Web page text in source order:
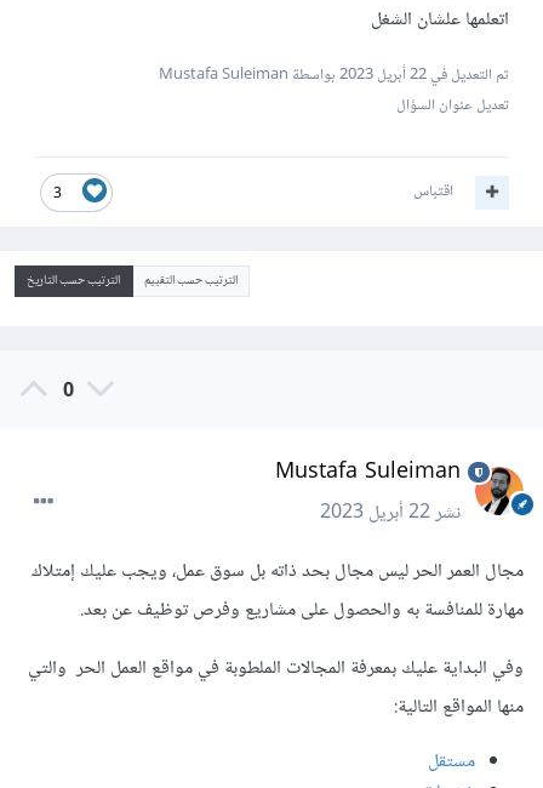
اتعلمها علشان الشغل
تم التعديل في22 أبريل 2023
بواسطة Mustafa Suleiman
تعديل عنوان السؤال
3 اقتباس
الترتيب حسب التقييم الترتيب حسب التاريخ
0
Mustafa Suleiman
نشر22 أبريل 2023
مجال العمر الحر ليس مجال بحد ذاته بل سوق عمل، ويجب عليك إمتلاك
مهارة للمنافسة به والحصول على مشاريع وفرص توظيف عن بعد.
وفي البداية عليك بمعرفة المجالات الملطوبة في مواقع العمل الحر والتي
منها المواقع التالية:
مستقل